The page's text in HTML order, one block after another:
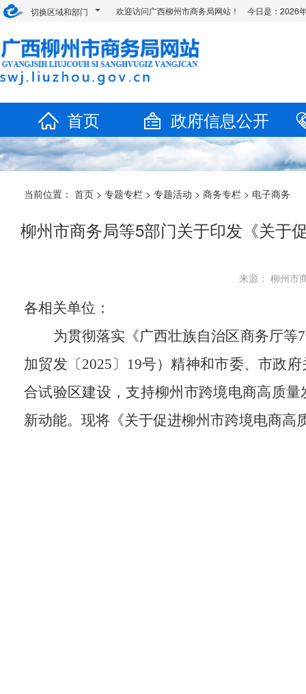
切换区域和部门 欢迎访问广西柳州市商务局网站！ 今日是： 2026
首页 政府信息公开
当前位置： 首页 > 专题专栏 > 专题活动 > 商务专栏 > 电子商务
柳州市商务局等5部门关于印发《关于
来源： 柳州
各相关单位 ：
为贯彻落实《广西壮族自治区商务厅等7
加贸发〔2025〕 19号）精神和市委、市政府
合试验区建设，支持柳州市跨境电商高质量
新动能。 现将《关于促进柳州市跨境电商高